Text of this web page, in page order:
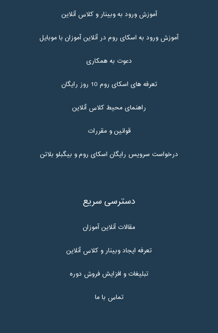
آموزش ورود به وبینار و کلاس آنلاین
آموزش ورود به اسکای روم در آنلاین آموزان با موبایل
دعوت به همکاری
تعرفه های اسکای روم 10 روز رایگان
راهنمای محیط کلاس آنلاین
قوانین و مقررات
درخواست سرویس رایگان اسکای روم و بیگبلو بلاتن
دسترسی سریع
مقالات آنلاین آموزان
تعرفه ایجاد وبینار و کلاس آنلاین
تبلیغات و افزایش فروش دوره
تماس با ما